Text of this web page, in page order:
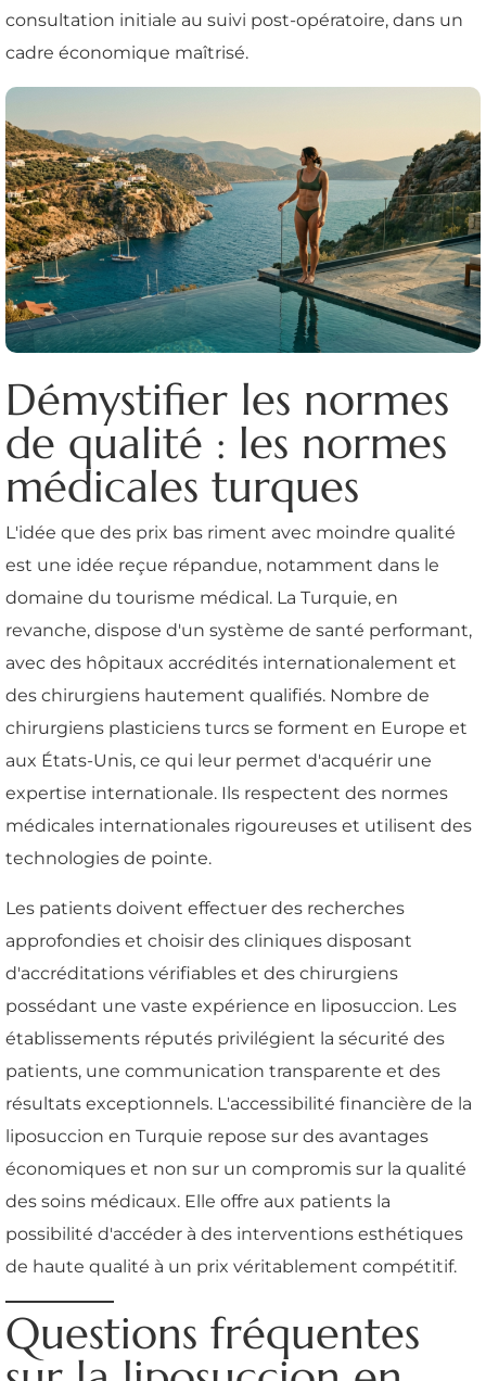
consultation initiale au suivi post-opératoire, dans un
cadre économique maîtrisé.
Démystifier les normes
de qualité : les normes
médicales turques
L'idée que des prix bas riment avec moindre qualité
est une idée reçue répandue, notamment dans le
domaine du tourisme médical. La Turquie, en
revanche, dispose d'un système de santé performant,
avec des hôpitaux accrédités internationalement et
des chirurgiens hautement qualifiés. Nombre de
chirurgiens plasticiens turcs se forment en Europe et
aux États-Unis, ce qui leur permet d'acquérir une
expertise internationale. Ils respectent des normes
médicales internationales rigoureuses et utilisent des
technologies de pointe.
Les patients doivent effectuer des recherches
approfondies et choisir des cliniques disposant
d'accréditations vérifiables et des chirurgiens
possédant une vaste expérience en liposuccion. Les
établissements réputés privilégient la sécurité des
patients, une communication transparente et des
résultats exceptionnels. L'accessibilité financière de la
liposuccion en Turquie repose sur des avantages
économiques et non sur un compromis sur la qualité
des soins médicaux. Elle offre aux patients la
possibilité d'accéder à des interventions esthétiques
de haute qualité à un prix véritablement compétitif.
Questions fréquentes